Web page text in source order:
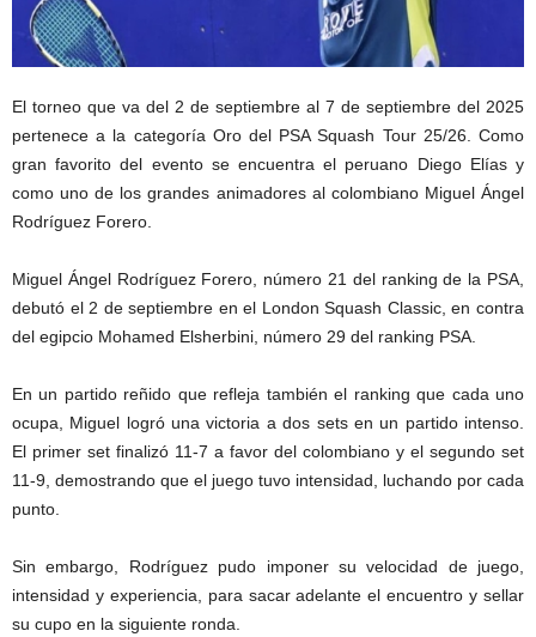
El torneo que va del 2 de septiembre al 7 de septiembre del 2025
pertenece a la categoría Oro del PSA Squash Tour 25/26. Como
gran favorito del evento se encuentra el peruano Diego Elías y
como uno de los grandes animadores al colombiano Miguel Ángel
Rodríguez Forero.
Miguel Ángel Rodríguez Forero, número 21 del ranking de la PSA,
debutó el 2 de septiembre en el London Squash Classic, en contra
del egipcio Mohamed Elsherbini, número 29 del ranking PSA.
En un partido reñido que refleja también el ranking que cada uno
ocupa, Miguel logró una victoria a dos sets en un partido intenso.
El primer set finalizó 11-7 a favor del colombiano y el segundo set
11-9, demostrando que el juego tuvo intensidad, luchando por cada
punto.
Sin embargo, Rodríguez pudo imponer su velocidad de juego,
intensidad y experiencia, para sacar adelante el encuentro y sellar
su cupo en la siguiente ronda.